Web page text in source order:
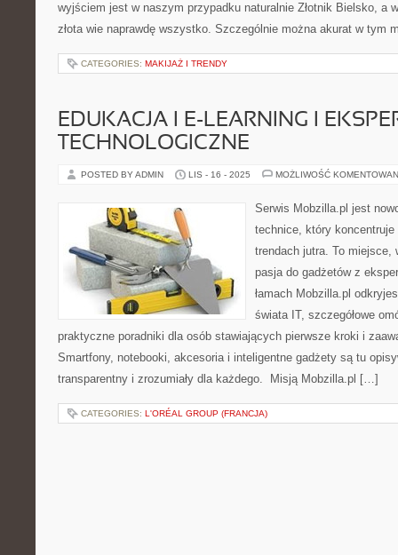
wyjściem jest w naszym przypadku naturalnie Złotnik Bielsko, a
złota wie naprawdę wszystko. Szczególnie można akurat w tym
CATEGORIES: MAKIJAŻ I TRENDY
EDUKACJA I E-LEARNING I
TECHNOLOGICZNE
POSTED BY ADMIN LIS - 16 - 2025 MOŻLIWOŚĆ
Serwis Mobzilla.pl jest
technice, który
trendach jutra. To miejsce,
pasja do gadżetów z
łamach Mobzilla.pl
świata IT, szczegółowe
praktyczne poradniki dla osób stawiających pierwsze kroki i
Smartfony, notebooki, akcesoria i inteligentne gadżety są tu
transparentny i zrozumiały dla każdego. Misją Mobzilla.pl […]
CATEGORIES: L'ORÉAL GROUP (FRANCJA)